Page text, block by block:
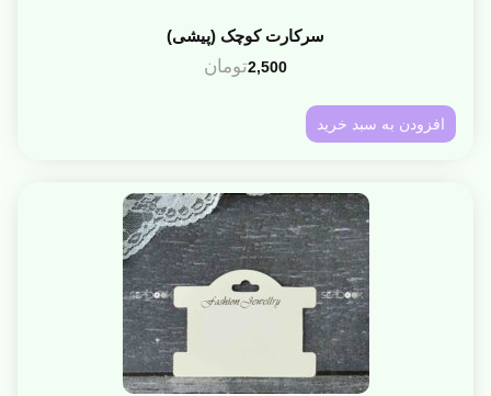
سرکارت کوچک (پیشی)
2,500تومان
افزودن به سبد خرید